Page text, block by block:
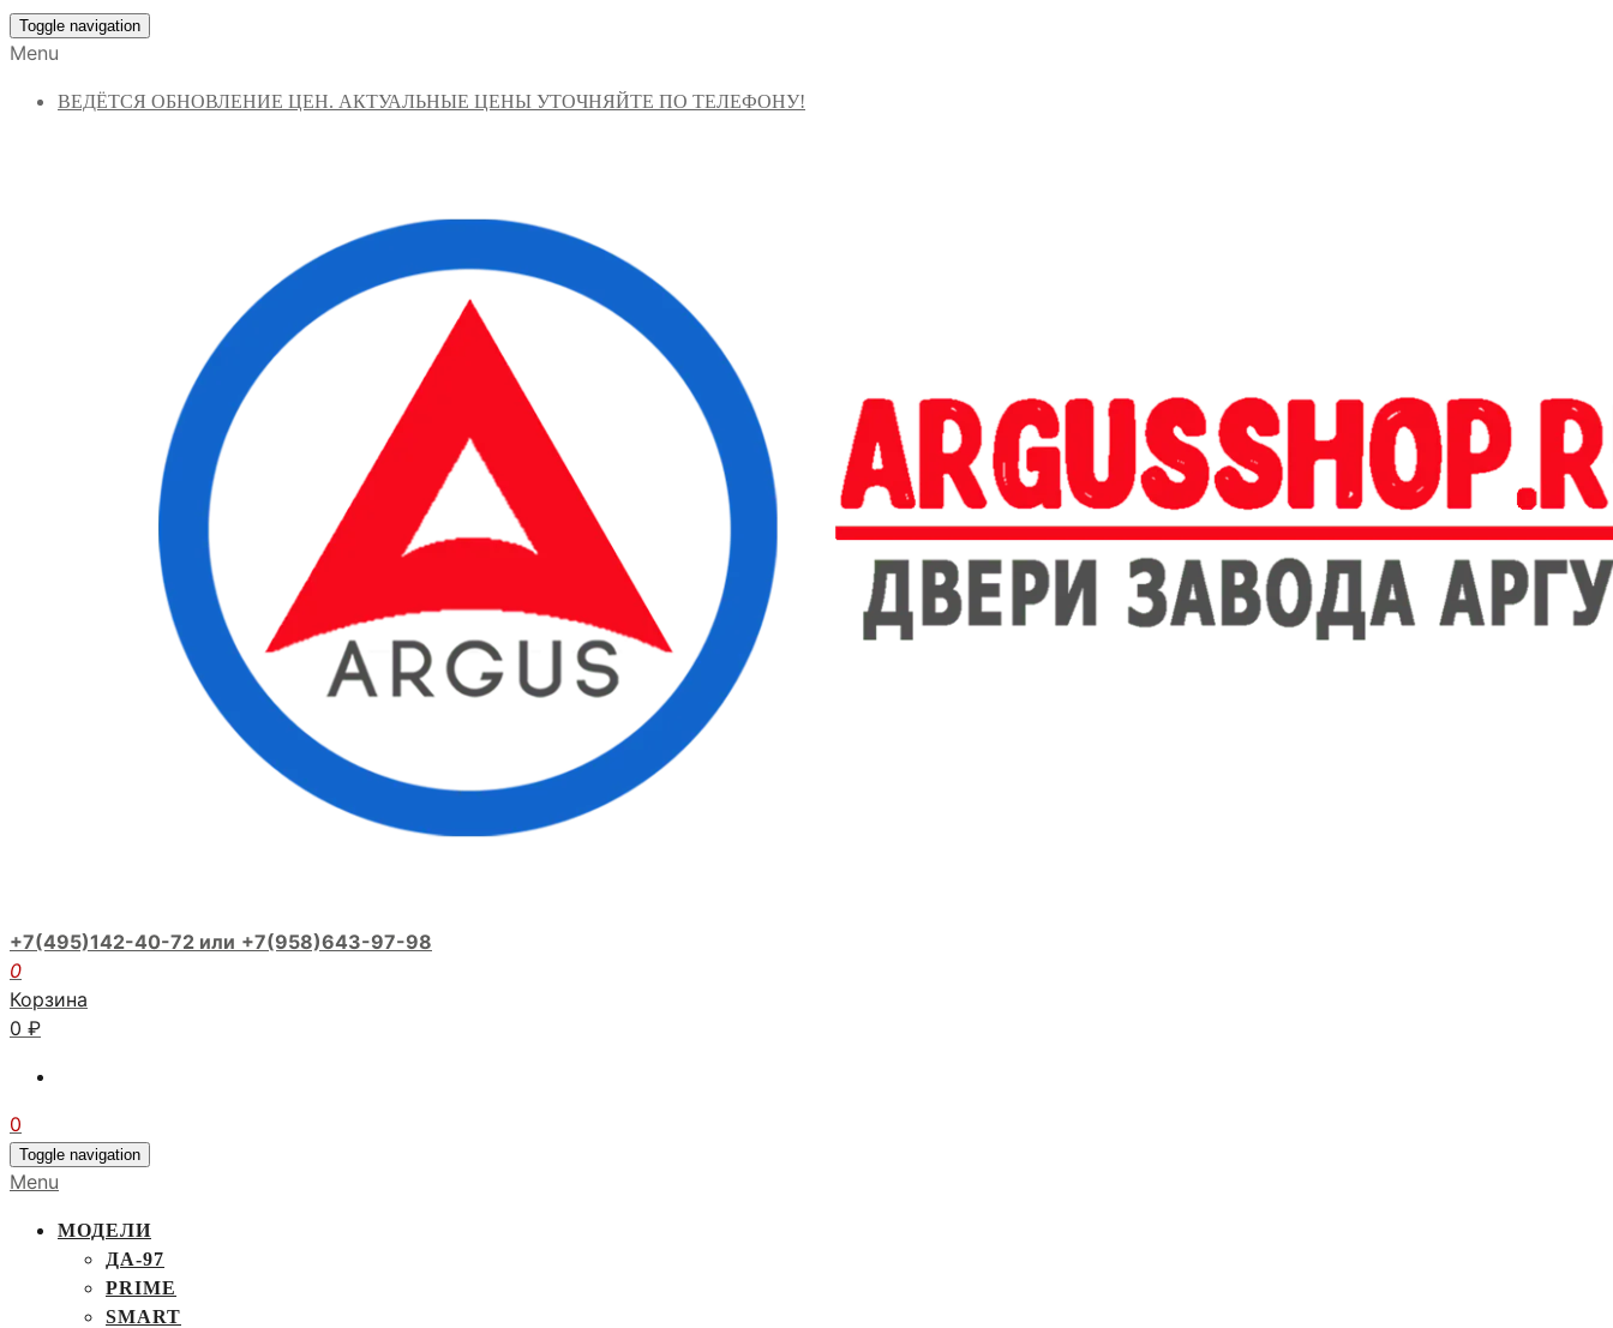
Toggle navigation
Menu
ВЕДЁТСЯ ОБНОВЛЕНИЕ ЦЕН. АКТУАЛЬНЫЕ ЦЕНЫ УТОЧНЯЙТЕ ПО ТЕЛЕФОНУ!
+7(495)142-40-72 или +7(958)643-97-98
0
Корзина
0 ₽
0
Toggle navigation
Menu
МОДЕЛИ
ДА-97
PRIME
SMART